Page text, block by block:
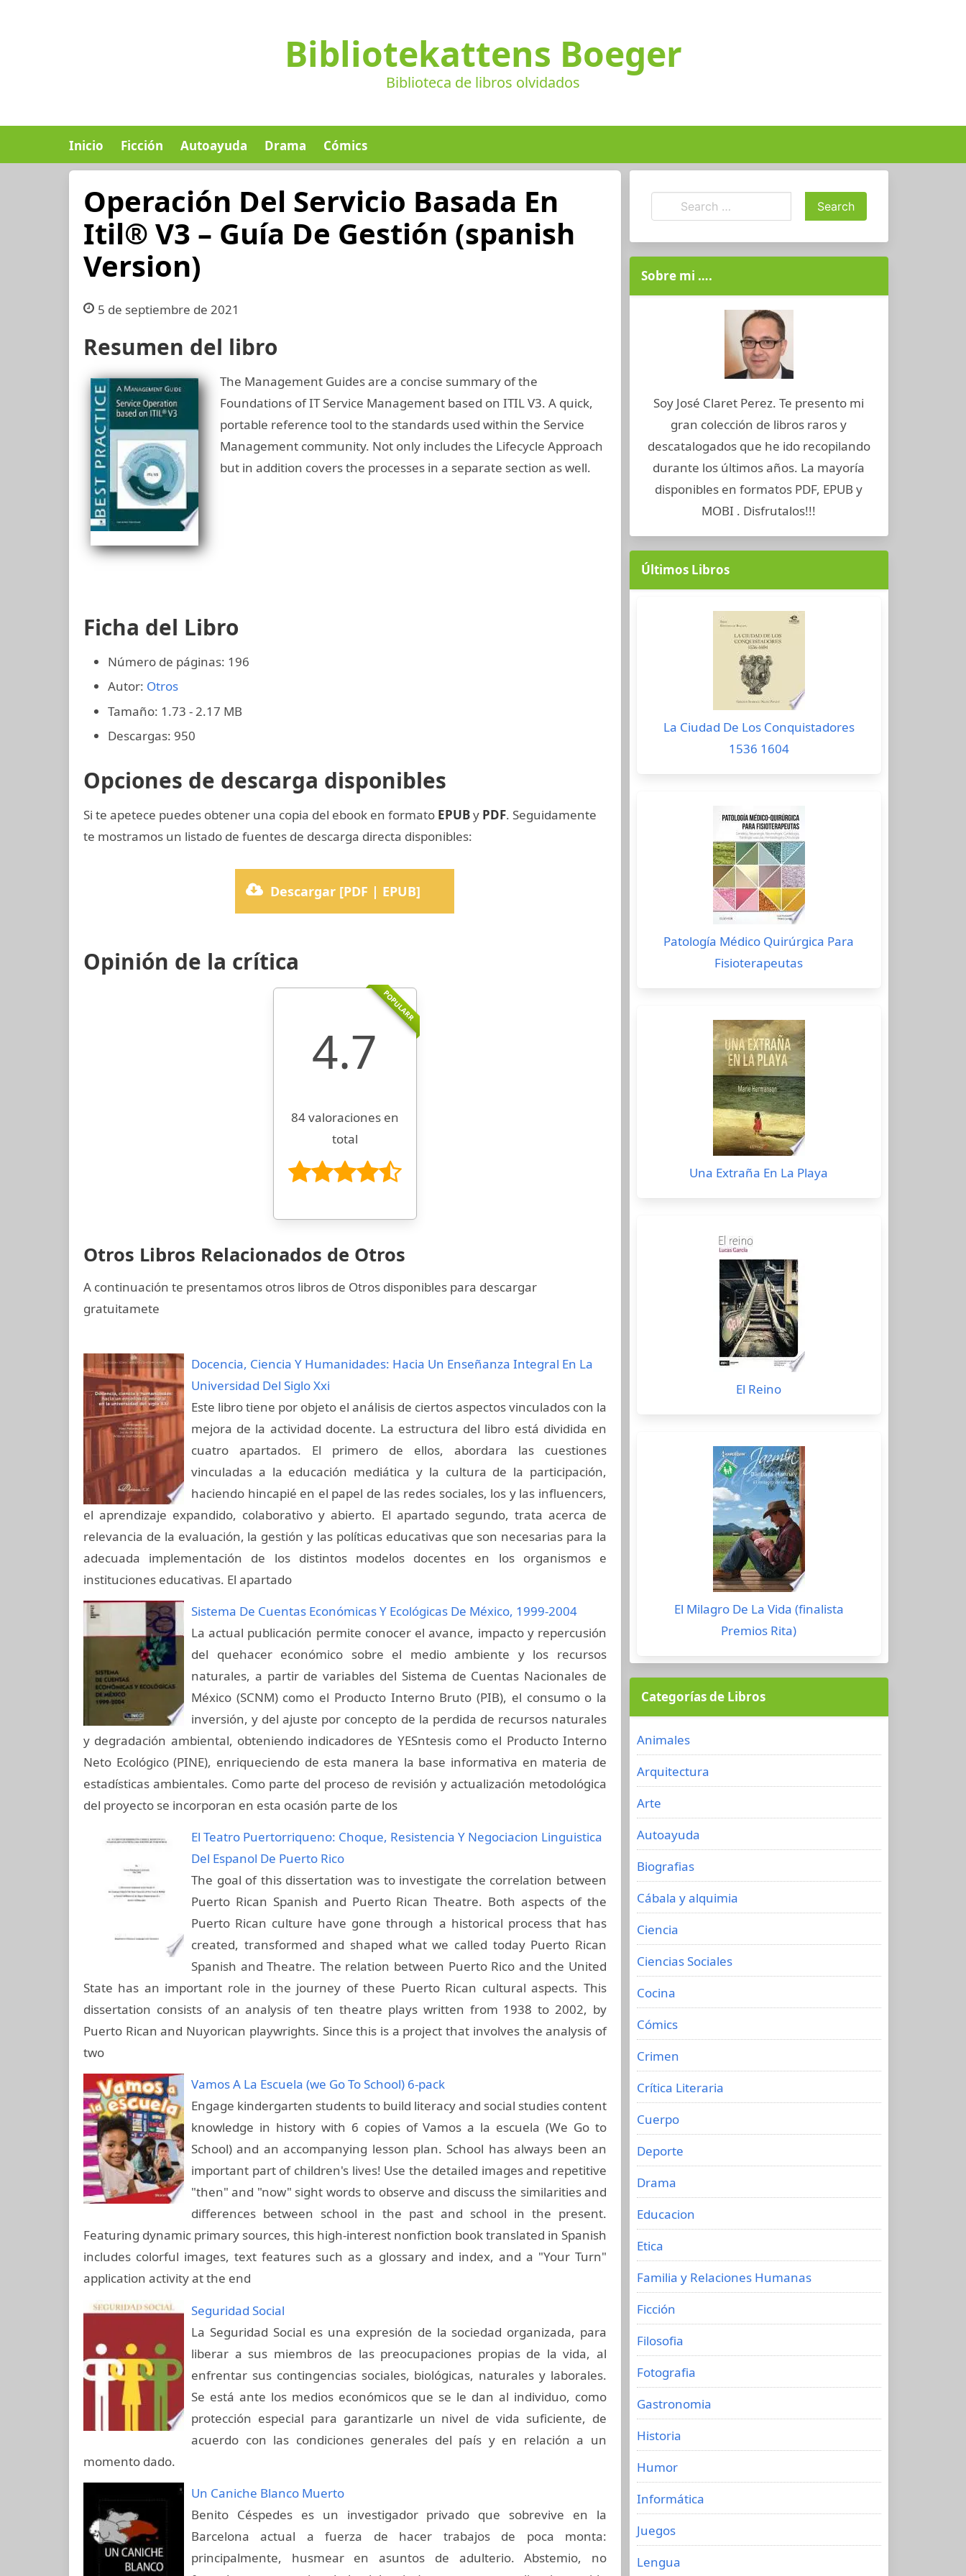
Bibliotekattens Boeger
Biblioteca de libros olvidados
Inicio Ficción Autoayuda Drama Cómics
Operación Del Servicio Basada En
Itil® V3 – Guía De Gestión (spanish
Version)
5 de septiembre de 2021
Resumen del libro
The Management Guides are a concise summary of the
Foundations of IT Service Management based on ITIL V3. A quick,
portable reference tool to the standards used within the Service
Management community. Not only includes the Lifecycle Approach
but in addition covers the processes in a separate section as well.
Ficha del Libro
Número de páginas: 196
Autor: Otros
Tamaño: 1.73 - 2.17 MB
Descargas: 950
Opciones de descarga disponibles
Si te apetece puedes obtener una copia del ebook en formato EPUBy PDF. Seguidamente
te mostramos un listado de fuentes de descarga directa disponibles:
Descargar [PDF | EPUB]
Opinión de la crítica
POPULARR
4.7
84 valoraciones en
total
Otros Libros Relacionados de Otros
A continuación te presentamos otros libros de Otros disponibles para descargar
gratuitamete
Docencia, Ciencia Y Humanidades: Hacia Un Enseñanza Integral En La
Universidad Del Siglo Xxi
Este libro tiene por objeto el análisis de ciertos aspectos vinculados con la
mejora de la actividad docente. La estructura del libro está dividida en
cuatro apartados. El primero de ellos, abordara las cuestiones
vinculadas a la educación mediática y la cultura de la participación,
haciendo hincapié en el papel de las redes sociales, los y las influencers,
el aprendizaje expandido, colaborativo y abierto. El apartado segundo, trata acerca de
relevancia de la evaluación, la gestión y las políticas educativas que son necesarias para la
adecuada implementación de los distintos modelos docentes en los organismos e
instituciones educativas. El apartado
Sistema De Cuentas Económicas Y Ecológicas De México, 1999-2004
La actual publicación permite conocer el avance, impacto y repercusión
del quehacer económico sobre el medio ambiente y los recursos
naturales, a partir de variables del Sistema de Cuentas Nacionales de
México (SCNM) como el Producto Interno Bruto (PIB), el consumo o la
inversión, y del ajuste por concepto de la perdida de recursos naturales
y degradación ambiental, obteniendo indicadores de YESntesis como el Producto Interno
Neto Ecológico (PINE), enriqueciendo de esta manera la base informativa en materia de
estadísticas ambientales. Como parte del proceso de revisión y actualización metodológica
del proyecto se incorporan en esta ocasión parte de los
El Teatro Puertorriqueno: Choque, Resistencia Y Negociacion Linguistica
Del Espanol De Puerto Rico
The goal of this dissertation was to investigate the correlation between
Puerto Rican Spanish and Puerto Rican Theatre. Both aspects of the
Puerto Rican culture have gone through a historical process that has
created, transformed and shaped what we called today Puerto Rican
Spanish and Theatre. The relation between Puerto Rico and the United
State has an important role in the journey of these Puerto Rican cultural aspects. This
dissertation consists of an analysis of ten theatre plays written from 1938 to 2002, by
Puerto Rican and Nuyorican playwrights. Since this is a project that involves the analysis of
two
Vamos A La Escuela (we Go To School) 6-pack
Engage kindergarten students to build literacy and social studies content
knowledge in history with 6 copies of Vamos a la escuela (We Go to
School) and an accompanying lesson plan. School has always been an
important part of children's lives! Use the detailed images and repetitive
"then" and "now" sight words to observe and discuss the similarities and
differences between school in the past and school in the present.
Featuring dynamic primary sources, this high-interest nonfiction book translated in Spanish
includes colorful images, text features such as a glossary and index, and a "Your Turn"
application activity at the end
Seguridad Social
La Seguridad Social es una expresión de la sociedad organizada, para
liberar a sus miembros de las preocupaciones propias de la vida, al
enfrentar sus contingencias sociales, biológicas, naturales y laborales.
Se está ante los medios económicos que se le dan al individuo, como
protección especial para garantizarle un nivel de vida suficiente, de
acuerdo con las condiciones generales del país y en relación a un
momento dado.
Un Caniche Blanco Muerto
Benito Céspedes es un investigador privado que sobrevive en la
Barcelona actual a fuerza de hacer trabajos de poca monta:
principalmente, husmear en asuntos de adulterio. Abstemio, no
Sobre mi ….
Soy José Claret Perez. Te presento mi
gran colección de libros raros y
descatalogados que he ido recopilando
durante los últimos años. La mayoría
disponibles en formatos PDF, EPUB y
MOBI . Disfrutalos!!!
Últimos Libros
La Ciudad De Los Conquistadores
1536 1604
Patología Médico Quirúrgica Para
Fisioterapeutas
Una Extraña En La Playa
El Reino
El Milagro De La Vida (finalista
Premios Rita)
Categorías de Libros
Animales
Arquitectura
Arte
Autoayuda
Biografias
Cábala y alquimia
Ciencia
Ciencias Sociales
Cocina
Cómics
Crimen
Crítica Literaria
Cuerpo
Deporte
Drama
Educacion
Etica
Familia y Relaciones Humanas
Ficción
Filosofia
Fotografia
Gastronomia
Historia
Humor
Informática
Juegos
Lengua